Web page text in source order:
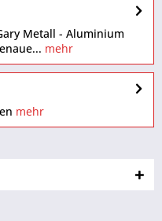
Metall - Aluminium
mehr
mehr